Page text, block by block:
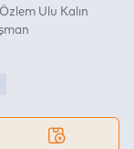
Özlem Ulu Kalın